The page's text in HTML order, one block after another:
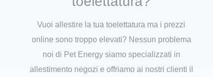
Vuoi allestire la tua toelettatura ma i prezzi
online sono troppo elevati? Nessun problema
noi di Pet Energy siamo specializzati in
allestimento negozi e offriamo ai nostri clienti il